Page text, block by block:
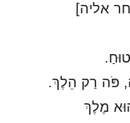
אליה]
פֹּה רַק הֵלֶךְ.
מֶלֶךְ